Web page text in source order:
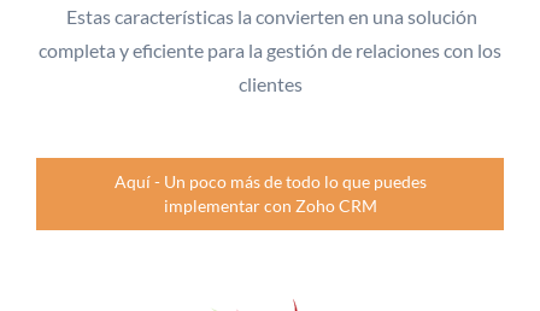
Estas características la convierten en una solución
completa y eficiente para la gestión de relaciones con los
clientes
Aquí - Un poco más de todo lo que puedes
implementar con Zoho CRM